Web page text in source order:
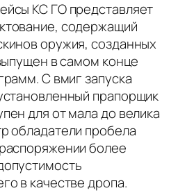
КС ГО представляет
содержащий
оружия, созданных
в самом конце
С вмиг запуска
прапорщик
для от мала до велика
обладатели пробела
более
в качестве дропа.